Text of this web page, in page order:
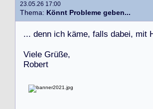
23.05.26 17:00
Thema: Könnt Probleme geben...
... denn ich käme, falls dabei, mit
Viele Grüße,
Robert